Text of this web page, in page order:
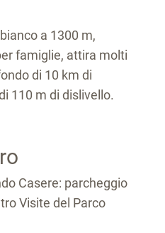
a 1300 m,
famiglie, attira molti
di 10 km di
110 m di dislivello.
Casere: parcheggio
Visite del Parco